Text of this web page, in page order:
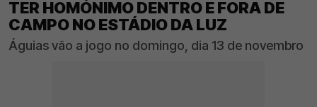
TER HOMÓNIMO DENTRO E FORA DE
CAMPO NO ESTÁDIO DA LUZ
Águias vão a jogo no domingo, dia 13 de novembro